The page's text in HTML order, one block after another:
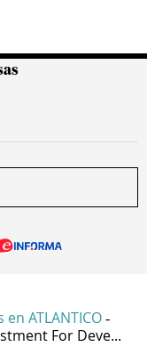
en ATLANTICO -
For Deve...